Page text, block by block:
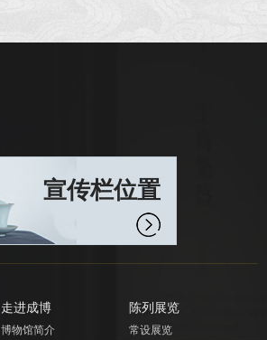
宣传栏位置
走进成博
博物馆简介
陈列展览
常设展览